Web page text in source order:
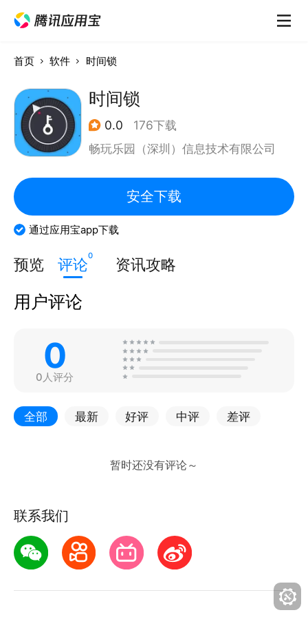
首页 软件 时间锁
时间锁
0.0
176下载
畅玩乐园（深圳）信息技术有限公司
安全下载
通过应用宝app下载
预览 评论0 资讯攻略
用户评论
0
0人评分
全部 最新 好评 中评 差评
联系我们